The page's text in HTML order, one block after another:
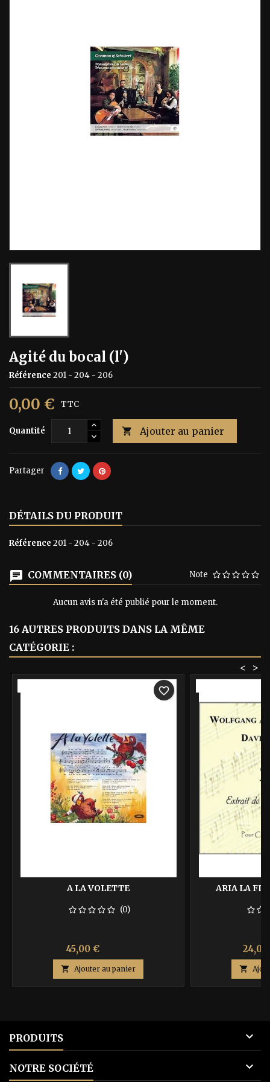
Agité du bocal (l')
Référence 201 - 204 - 206
0,00 € TTC
Quantité  Ajouter au panier
Partager
DÉTAILS DU PRODUIT
Référence 201 - 204 - 206
COMMENTAIRES (0) Note
Aucun avis n'a été publié pour le moment.
16 AUTRES PRODUITS DANS LA MÊME
CATÉGORIE :
>
<
A LA VOLETTE
(0)
Prix
45,00 €
base
 Ajouter au panier
favorite_border
ARIA LA
Prix

PRODUITS 
NOTRE SOCIÉTÉ 